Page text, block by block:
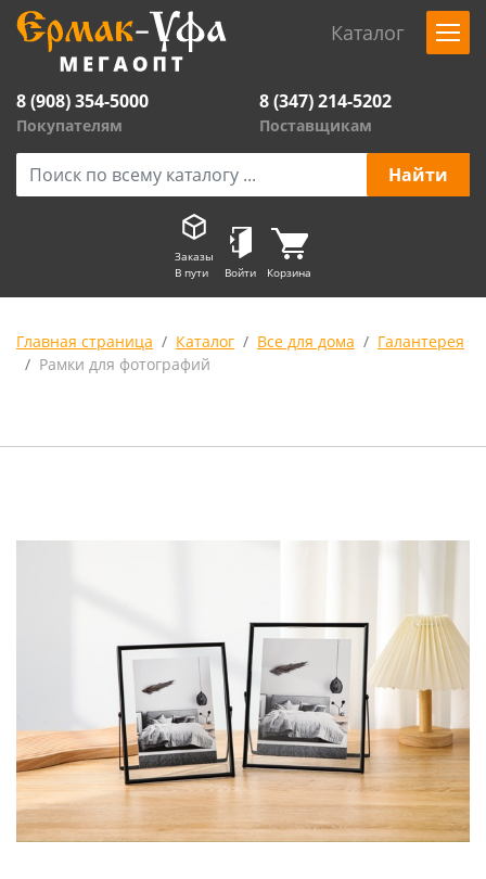
Каталог
8 (908) 354-5000
Покупателям
8 (347) 214-5202
Поставщикам
Заказы
В пути
Войти Корзина
Главная страница Каталог Все для дома
Галантерея
Рамки для фотографий